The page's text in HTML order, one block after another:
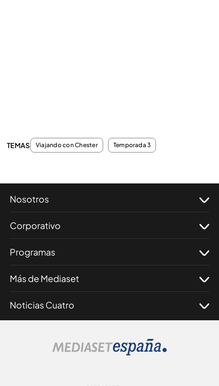
TEMAS Viajando con Chester Temporada 3
Nosotros
Corporativo
Programas
Más de Mediaset
Noticias Cuatro